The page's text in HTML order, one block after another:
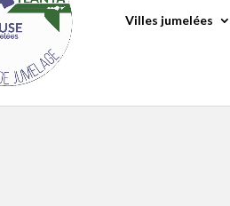
Villes jumelées